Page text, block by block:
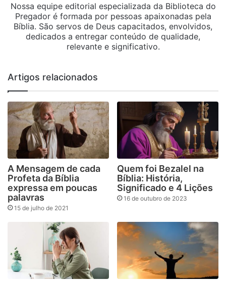
Nossa equipe editorial especializada da Biblioteca do
Pregador é formada por pessoas apaixonadas pela
Bíblia. São servos de Deus capacitados, envolvidos,
dedicados a entregar conteúdo de qualidade,
relevante e significativo.
Artigos relacionados
A Mensagem de cada
Profeta da Bíblia
expressa em poucas
palavras
15 de julho de 2021
Quem foi Bezalel na
Bíblia: História,
Significado e 4 Lições
16 de outubro de 2023